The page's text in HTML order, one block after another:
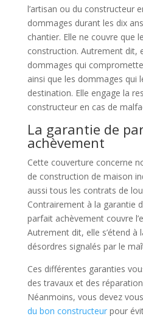
l’artisan ou du constructeur
dommages durant les dix
chantier. Elle ne couvre que
construction. Autrement dit,
dommages qui
ainsi que les dommages qui
destination. Elle engage la
constructeur en cas de
La garantie de
achèvement
Cette couverture concerne
de construction de maison
aussi tous les contrats de
Contrairement à la garantie
parfait achèvement couvre
Autrement dit, elle s’étend
désordres signalés par le
Ces différentes garanties
des travaux et des
Néanmoins, vous devez
du bon constructeurpour